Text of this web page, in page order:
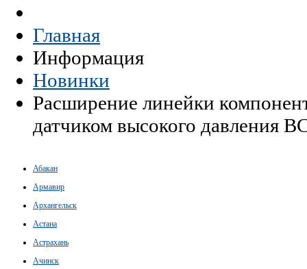
Главная
Информация
Новинки
Расширение линейки
датчиком высокого давления
Абакан
Армавир
Архангельск
Астана
Астрахань
Ачинск